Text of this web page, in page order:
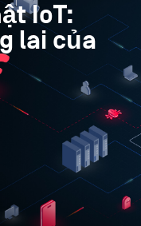
IoT:
lai của